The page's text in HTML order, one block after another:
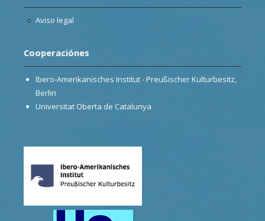
Aviso legal
Cooperaciónes
Ibero-Amerikanisches Institut - Preußischer Kulturbesitz,
Berlin
Universitat Oberta de Catalunya